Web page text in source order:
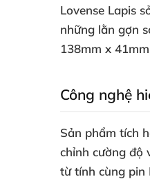
Lovense Lapis
những lằn gợn
138mm x
Công nghệ
Sản phẩm tích
chỉnh cường độ
từ tính cùng pin